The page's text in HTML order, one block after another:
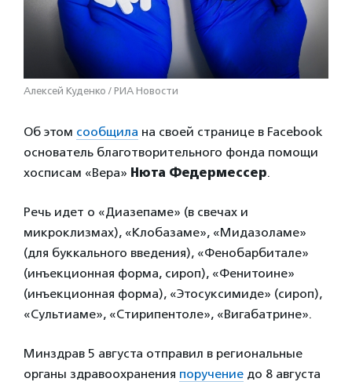
Алексей Куденко / РИА Новости
Об этом сообщила на своей странице в Facebook
основатель благотворительного фонда помощи
хосписам «Вера» Нюта Федермессер.
Речь идет о «Диазепаме» (в свечах и
микроклизмах), «Клобазаме», «Мидазоламе»
(для буккального введения), «Фенобарбитале»
(инъекционная форма, сироп), «Фенитоине»
(инъекционная форма), «Этосуксимиде» (сироп),
«Сультиаме», «Стирипентоле», «Вигабатрине».
Минздрав 5 августа отправил в региональные
органы здравоохранения поручение до 8 августа